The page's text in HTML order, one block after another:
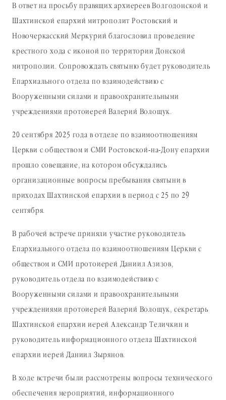
В ответ на просьбу правящих архиереев Волгодонской и
Шахтинской епархий митрополит Ростовский и
Новочеркасский Меркурий благословил проведение
крестного хода с иконой по территории Донской
митрополии. Сопровождать святыню будет руководитель
Епархиального отдела по взаимодействию с
Вооруженными силами и правоохранительными
учреждениями протоиерей Валерий Волощук.
20 сентября 2025 года в отделе по взаимоотношениям
Церкви с обществом и СМИ Ростовской-на-Дону епархии
прошло совещание, на котором обсуждались
организационные вопросы пребывания святыни в
приходах Шахтинской епархии в период с 25 по 29
сентября.
В рабочей встрече приняли участие руководитель
Епархиального отдела по взаимоотношениям Церкви с
обществом и СМИ протоиерей Даниил Азизов,
руководитель отдела по взаимодействию с
Вооруженными силами и правоохранительными
учреждениями протоиерей Валерий Волощук, секретарь
Шахтинской епархии иерей Александр Теличкин и
руководитель информационного отдела Шахтинской
епархии иерей Даниил Зырянов.
В ходе встречи были рассмотрены вопросы технического
обеспечения мероприятий, информационного